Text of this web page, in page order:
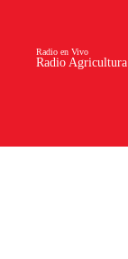
Radio Agricultura
Radio en Vivo